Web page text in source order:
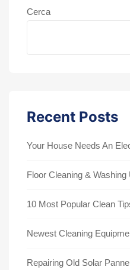
Cerca
Recent Posts
Your House Needs An
Floor Cleaning &
10 Most Popular Clean
Newest Cleaning
Repairing Old Solar